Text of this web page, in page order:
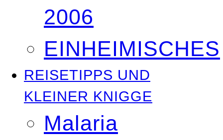
2006
EINHEIMISCHES
REISETIPPS UND
KLEINER KNIGGE
Malaria